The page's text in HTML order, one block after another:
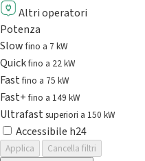
Altri operatori
Potenza
Slowfino a 7 kW
Quickfino a 22 kW
Fastfino a 75 kW
Fast+fino a 149 kW
Ultrafast superiori a 150 kW
Accessibile h24
Applica
Cancella filtri